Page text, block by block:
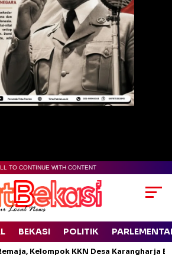
TO CONTINUE WITH CONTENT
BEKASI POLITIK
Kelompok KKN Desa Karangharja